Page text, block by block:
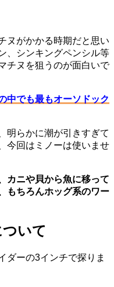
ヌがかかる時期だと思い
、シンキングペンシル等
チヌを狙うのが面白いで
中でも最もオーソドック
明らかに潮が引きすぎて
今回はミノーは使いませ
カニや貝から魚に移って
もちろんホッグ系のワー
いて
ーの3インチで探りま